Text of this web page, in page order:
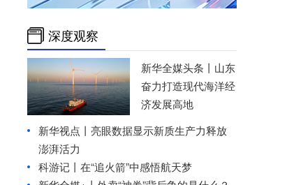
深度观察
新华全媒头条丨 山东
奋力打造现代海洋经
济发展高地
新华视点丨 亮眼数据显示新质生产力释放
澎湃活力
科游记丨在“追火箭”中感悟航天梦